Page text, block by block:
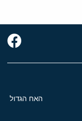
האח הגדול